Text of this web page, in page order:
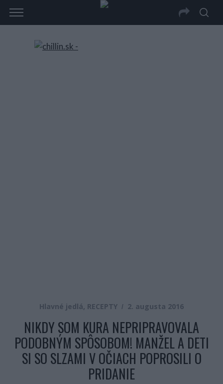
Hlavné jedlá, RECEPTY 2. augusta 2016
NIKDY SOM KURA NEPRIPRAVOVALA
PODOBNÝM SPÔSOBOM! MANŽEL A DETI
SI SO SLZAMI V OČIACH POPROSILI O
PRIDANIE